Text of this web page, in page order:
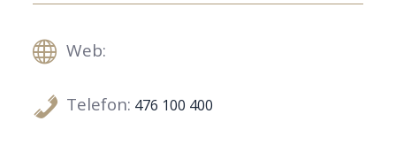
Web:
Telefon: 476 100 400